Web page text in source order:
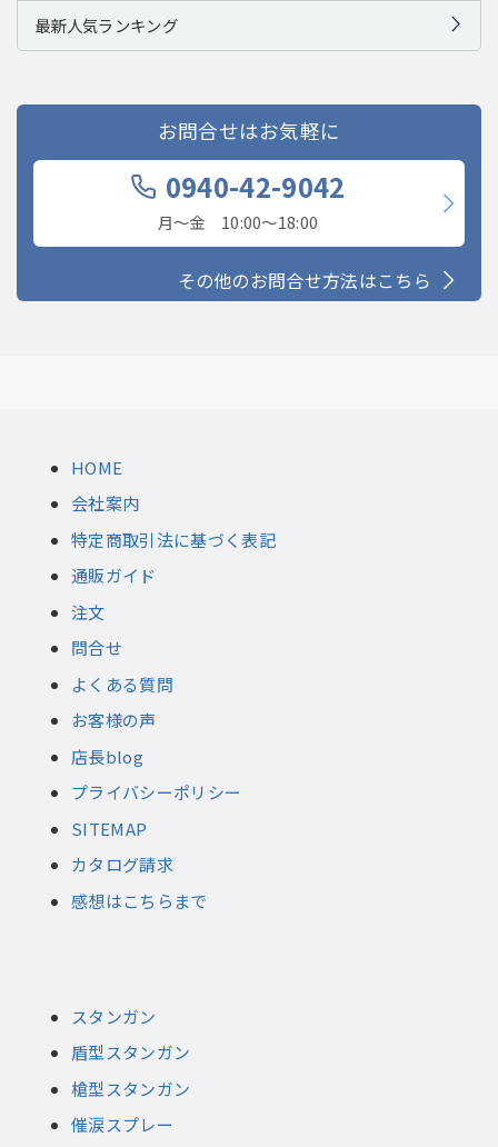
最新人気ランキング
お問合せはお気軽に
0940-42-9042
月〜金 10:00〜18:00
その他のお問合せ方法はこちら
HOME
会社案内
特定商取引法に基づく表記
通販ガイド
注文
問合せ
よくある質問
お客様の声
店長blog
プライバシーポリシー
SITEMAP
カタログ請求
感想はこちらまで
スタンガン
盾型スタンガン
槍型スタンガン
催涙スプレー